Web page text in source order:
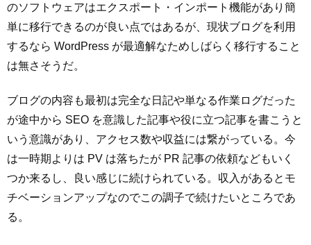
のソフトウェアはエクスポート・インポート機能があり簡
単に移行できるのが良い点ではあるが、現状ブログを利用
するなら WordPress が最適解なためしばらく移行すること
は無さそうだ。
ブログの内容も最初は完全な日記や単なる作業ログだった
が途中から SEO を意識した記事や役に立つ記事を書こうと
いう意識があり、アクセス数や収益には繋がっている。今
は一時期よりは PV は落ちたが PR 記事の依頼などもいく
つか来るし、良い感じに続けられている。収入があるとモ
チベーションアップなのでこの調子で続けたいところであ
る。